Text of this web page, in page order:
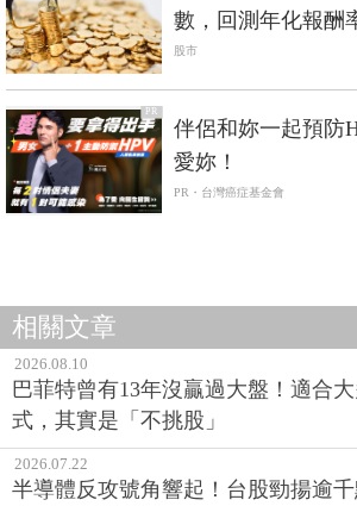
數，回測年化報酬
股市
PR
伴侶和妳一起預防
愛妳！
PR・台灣癌症基金會
相關文章
2026.08.10
巴菲特曾有13年沒贏過大盤！適合
式，其實是「不挑股」
2026.07.22
半導體反攻號角響起！台股勁揚逾